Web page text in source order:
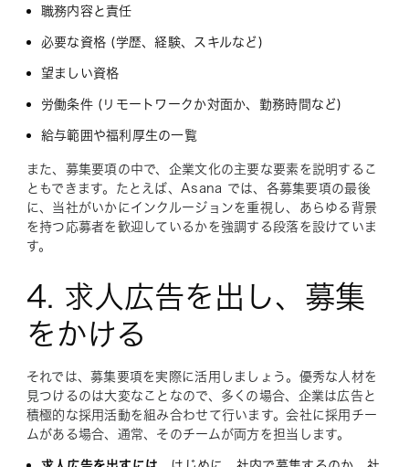
職務内容と責任
必要な資格 (学歴、経験、スキルなど)
望ましい資格
労働条件 (リモートワークか対面か、勤務時間など)
給与範囲や福利厚生の一覧
また、募集要項の中で、企業文化の主要な要素を説明するこ
ともできます。たとえば、Asana では、各募集要項の最後
に、当社がいかにインクルージョンを重視し、あらゆる背景
を持つ応募者を歓迎しているかを強調する段落を設けていま
す。
4. 求人広告を出し、募集
をかける
それでは、募集要項を実際に活用しましょう。優秀な人材を
見つけるのは大変なことなので、多くの場合、企業は広告と
積極的な採用活動を組み合わせて行います。会社に採用チー
ムがある場合、通常、そのチームが両方を担当します。